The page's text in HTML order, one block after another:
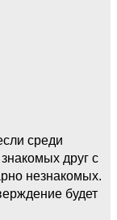
среди
друг с
незнакомых.
будет